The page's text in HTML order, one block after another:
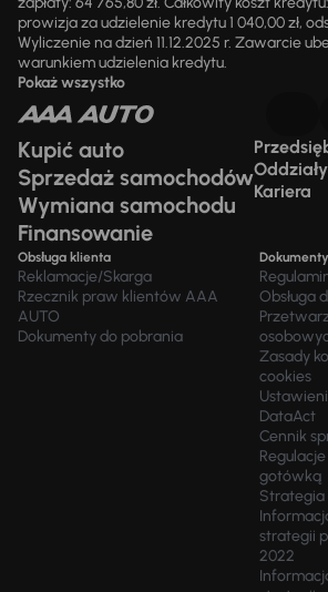
prowizja za udzielenie kredytu 1 040,00 zł,
Wyliczenie na dzień 11.12.2025 r. Zawarcie
warunkiem udzielenia kredytu.
Pokaż wszystko
Kupić auto
Sprzedaż samochodów
Wymiana samochodu
Finansowanie
Oddziały
Kariera
Obsługa klienta
Reklamacje/Skarga
Rzecznik praw klientów AAA
AUTO
Dokumenty do pobrania
Obsługa
Zasady
cookies
DataAct
Cennik
gotówką
strategii
2022